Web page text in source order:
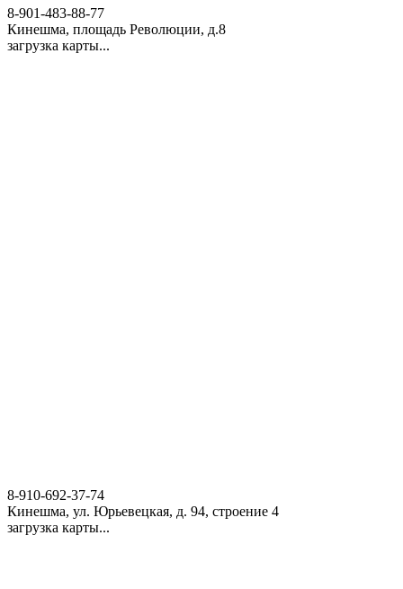
8-901-483-88-77
Кинешма, площадь Революции, д.8
загрузка карты...
8-910-692-37-74
Кинешма, ул. Юрьевецкая, д. 94, строение 4
загрузка карты...